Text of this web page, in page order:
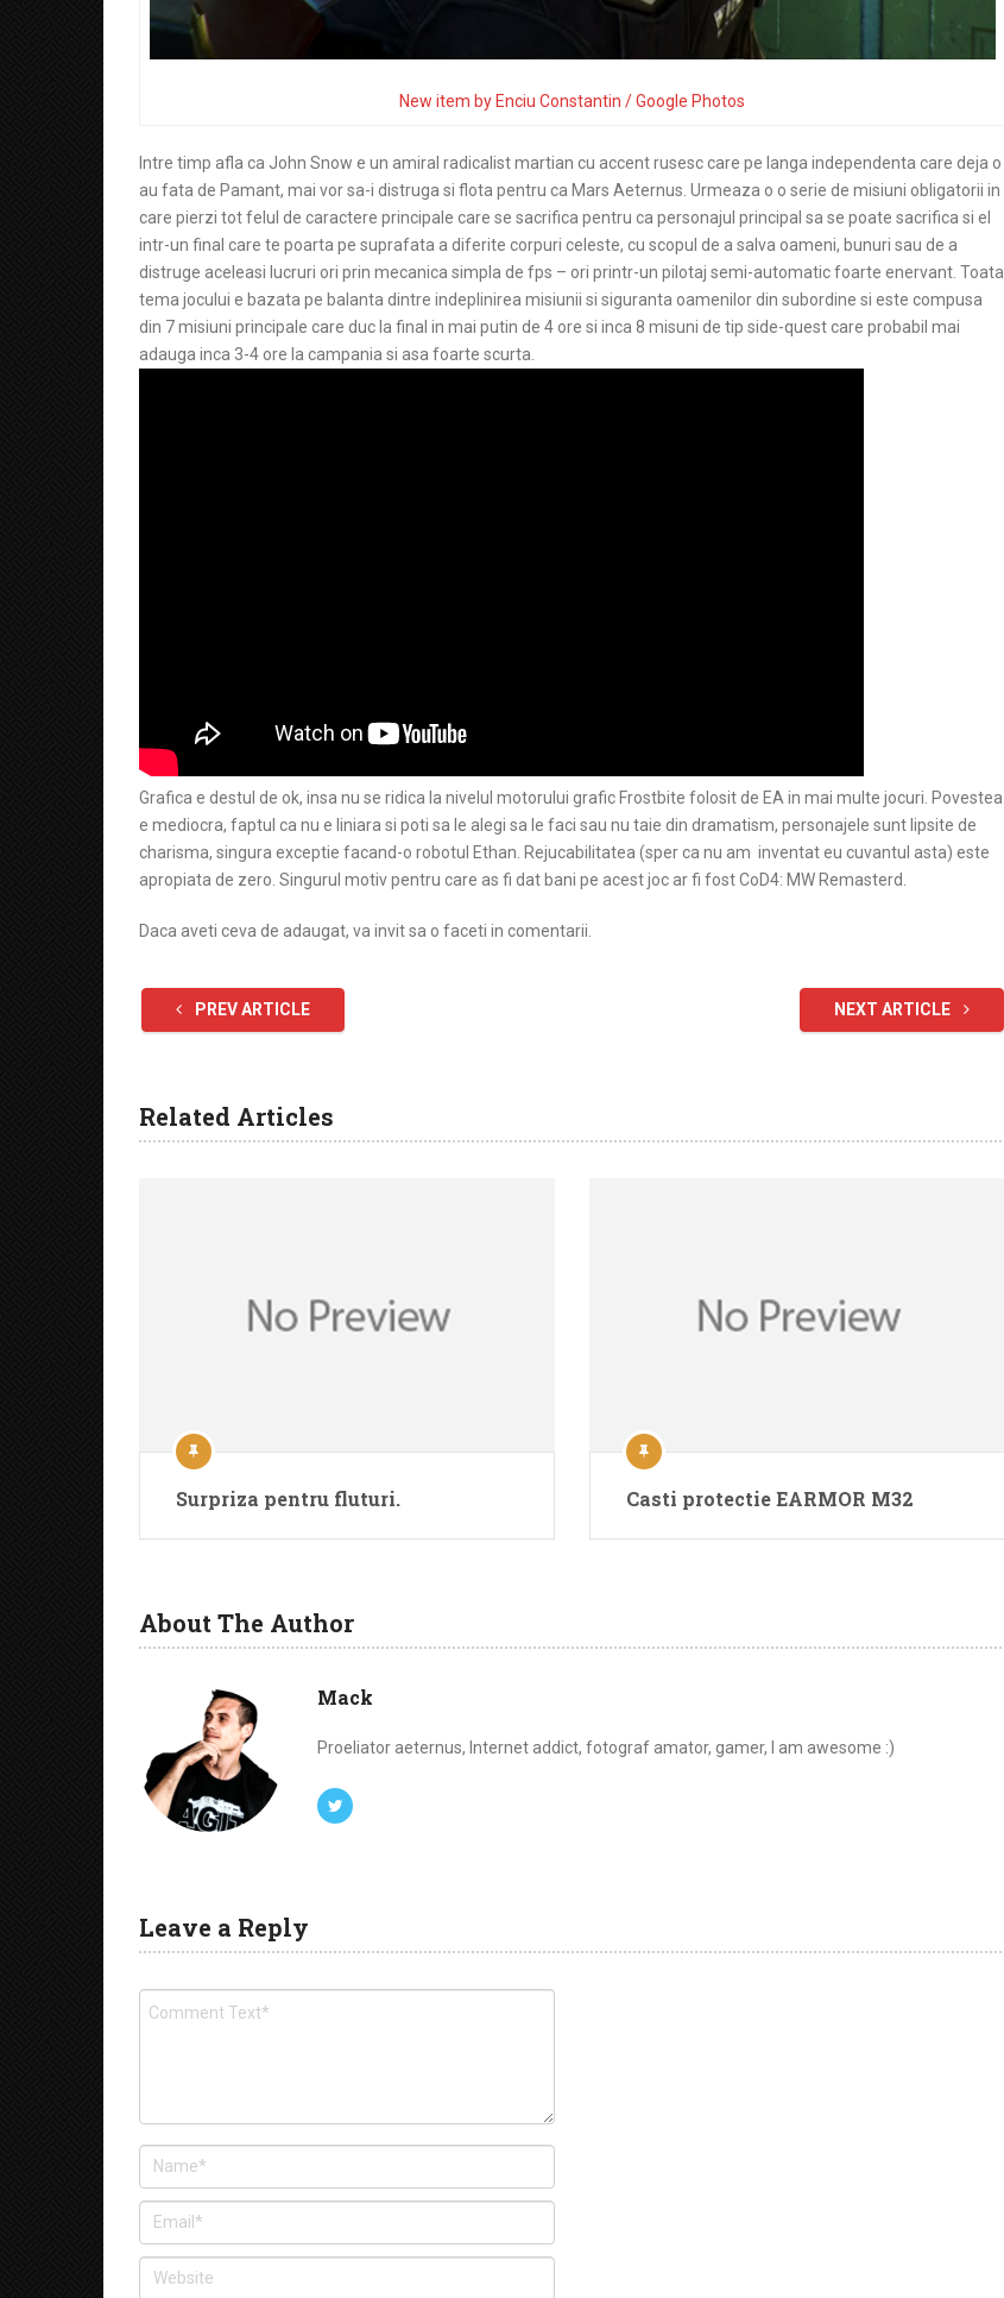
New item by Enciu Constantin / Google Photos
Intre timp afla ca John Snow e un amiral radicalist martian cu accent rusesc care pe langa independenta care deja o
au fata de Pamant, mai vor sa-i distruga si flota pentru ca Mars Aeternus. Urmeaza o o serie de misiuni obligatorii in
care pierzi tot felul de caractere principale care se sacrifica pentru ca personajul principal sa se poate sacrifica si el
intr-un final care te poarta pe suprafata a diferite corpuri celeste, cu scopul de a salva oameni, bunuri sau de a
distruge aceleasi lucruri ori prin mecanica simpla de fps – ori printr-un pilotaj semi-automatic foarte enervant. Toata
tema jocului e bazata pe balanta dintre indeplinirea misiunii si siguranta oamenilor din subordine si este compusa
din 7 misiuni principale care duc la final in mai putin de 4 ore si inca 8 misuni de tip side-quest care probabil mai
adauga inca 3-4 ore la campania si asa foarte scurta.
Grafica e destul de ok, insa nu se ridica la nivelul motorului grafic Frostbite folosit de EA in mai multe jocuri. Povestea
e mediocra, faptul ca nu e liniara si poti sa le alegi sa le faci sau nu taie din dramatism, personajele sunt lipsite de
charisma, singura exceptie facand-o robotul Ethan. Rejucabilitatea (sper ca nu am inventat eu cuvantul asta) este
apropiata de zero. Singurul motiv pentru care as fi dat bani pe acest joc ar fi fost CoD4: MW Remasterd.
Daca aveti ceva de adaugat, va invit sa o faceti in comentarii.
PREV ARTICLE NEXT ARTICLE
Related Articles
Surpriza pentru fluturi. Casti protectie EARMOR M32
About The Author
Mack
Proeliator aeternus, Internet addict, fotograf amator, gamer, I am awesome :)
Leave a Reply